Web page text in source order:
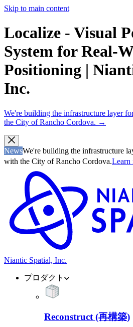
Skip to main content
Localize - Visual
System for Real-
Positioning |
Inc.
We're building the infrastructure layer
the City of Rancho Cordova. →
NewsWe're building the infrastructure
with the City of Rancho Cordova.Learn
Niantic Spatial, Inc.
プロダクト
Reconstruct (再構築)